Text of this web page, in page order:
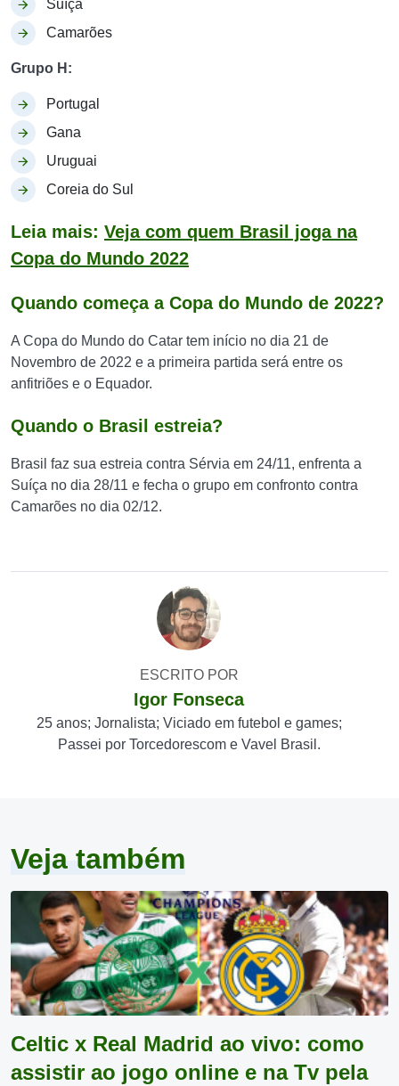
Suíça
Camarões
Grupo H:
Portugal
Gana
Uruguai
Coreia do Sul
Leia mais: Veja com quem Brasil joga na
Copa do Mundo 2022
Quando começa a Copa do Mundo de 2022?
A Copa do Mundo do Catar tem início no dia 21 de
Novembro de 2022 e a primeira partida será entre os
anfitriões e o Equador.
Quando o Brasil estreia?
Brasil faz sua estreia contra Sérvia em 24/11, enfrenta a
Suíça no dia 28/11 e fecha o grupo em confronto contra
Camarões no dia 02/12.
ESCRITO POR
Igor Fonseca
25 anos; Jornalista; Viciado em futebol e games;
Passei por Torcedorescom e Vavel Brasil.
Veja também
Celtic x Real Madrid ao vivo: como
assistir ao jogo online e na Tv pela